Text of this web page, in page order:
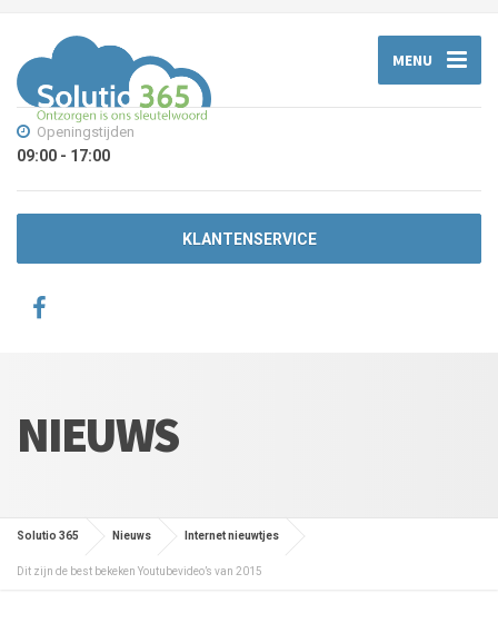
MENU
Openingstijden
09:00 - 17:00
KLANTENSERVICE
NIEUWS
Solutio 365 Nieuws Internet nieuwtjes
Dit zijn de best bekeken Youtubevideo’s van 2015